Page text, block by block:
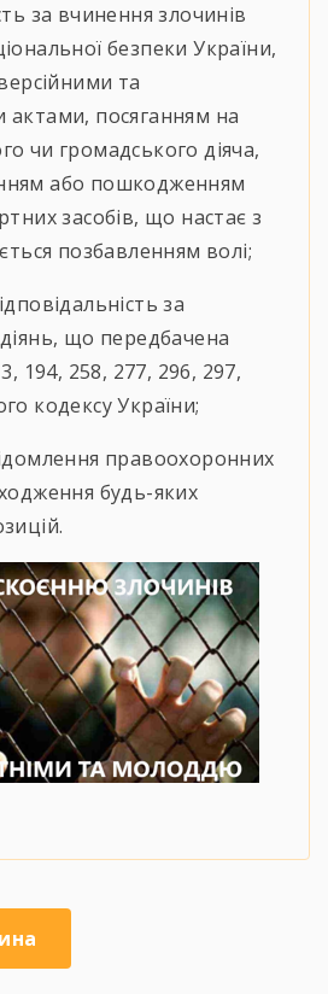
за вчинення злочинів
безпеки України,
та
актами, посяганням на
чи громадського діяча,
або пошкодженням
засобів, що настає з
позбавленням волі;
за
що передбачена
194, 258, 277, 296, 297,
кодексу України;
правоохоронних
будь-яких